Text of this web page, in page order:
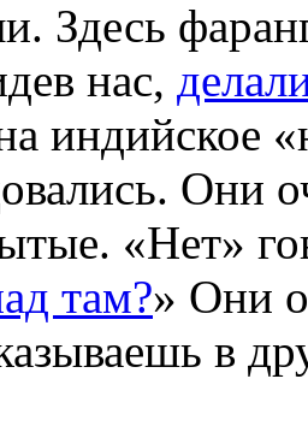
Здесь
нас,
индийское
Они
«Нет»
там?» Они
в